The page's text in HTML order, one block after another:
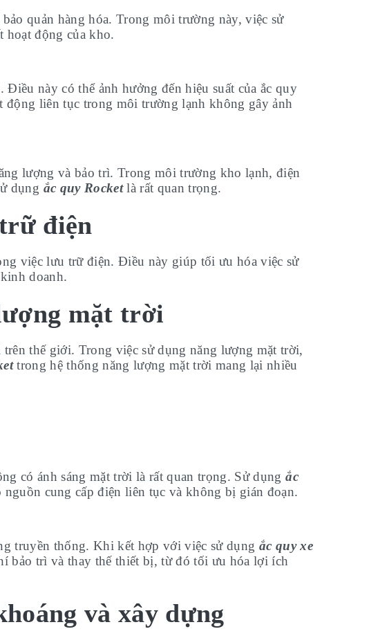
quản hàng hóa. Trong môi trường này, việc sử
hoạt động của kho.
này có thể ảnh hưởng đến hiệu suất của ắc quy
động liên tục trong môi trường lạnh không gây ảnh
lượng và bảo trì. Trong môi trường kho lạnh, điện
dụng ắc quy Rocketlà rất quan trọng.
điện
việc lưu trữ điện. Điều này giúp tối ưu hóa việc sử
doanh.
mặt trời
thế giới. Trong việc sử dụng năng lượng mặt trời,
trong hệ thống năng lượng mặt trời mang lại nhiều
có ánh sáng mặt trời là rất quan trọng. Sử dụng ắc
cung cấp điện liên tục và không bị gián đoạn.
truyền thống. Khi kết hợp với việc sử dụng ắc quy xe
bảo trì và thay thế thiết bị, từ đó tối ưu hóa lợi ích
và xây dựng